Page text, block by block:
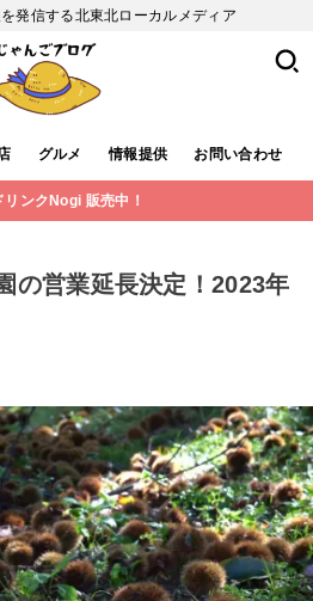
発信する北東北ローカルメディア
グルメ 情報提供 お問い合わせ
リンクNogi 販売中！
の営業延長決定！2023年